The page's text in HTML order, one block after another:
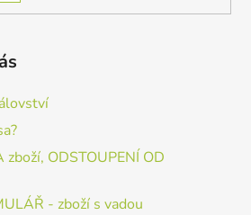
ODSTOUPENÍ OD
- zboží s vadou